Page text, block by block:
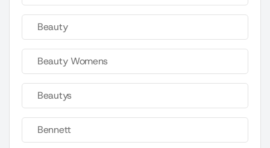
Beauty
Beauty Womens
Beautys
Bennett